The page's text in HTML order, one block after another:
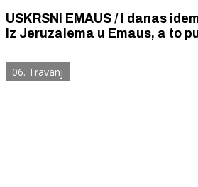
USKRSNI EMAUS / I danas idemo putom koji
iz Jeruzalema u Emaus, a to
tužnim, razočaranim ili
06. Travanj